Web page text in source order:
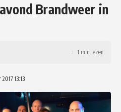
Brandweer in
13:13
1 min lezen